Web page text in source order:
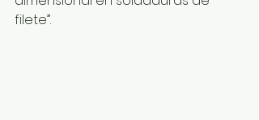
filete”.